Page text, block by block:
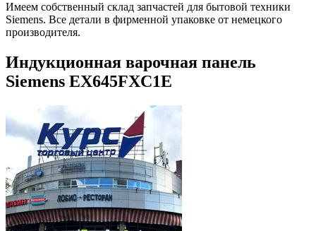
Имеем собственный склад запчастей для бытовой техники
Siemens. Все детали в фирменной упаковке от немецкого
производителя.
Индукционная варочная панель
Siemens EX645FXC1E